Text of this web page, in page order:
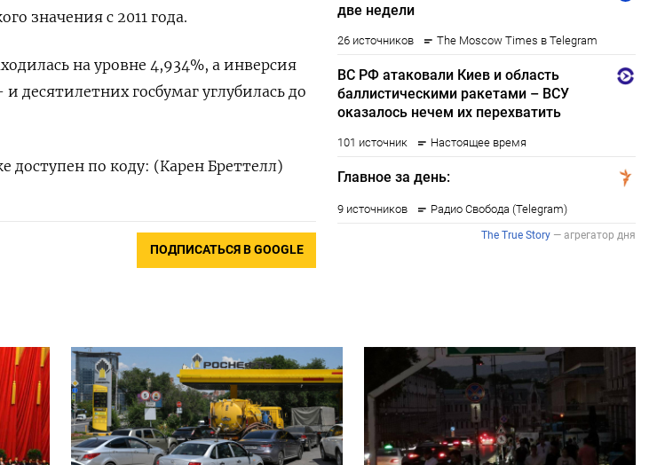
значения с 2011 года.
на уровне 4,934%, а инверсия
десятилетних госбумаг углубилась до
по коду: (Карен Бреттелл)
ПОДПИСАТЬСЯ В GOOGLE